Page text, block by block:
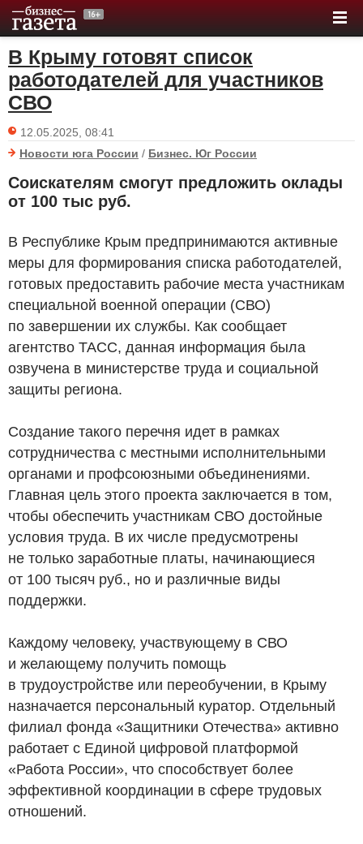
В Крыму готовят список
работодателей для участников
СВО
12.05.2025, 08:41
Новости юга России / Бизнес. Юг России
Соискателям смогут предложить оклады
от 100 тыс руб.
В Республике Крым предпринимаются активные
меры для формирования списка работодателей,
готовых предоставить рабочие места участникам
специальной военной операции (СВО)
по завершении их службы. Как сообщает
агентство ТАСС, данная информация была
озвучена в министерстве труда и социальной
защиты региона.
Создание такого перечня идет в рамках
сотрудничества с местными исполнительными
органами и профсоюзными объединениями.
Главная цель этого проекта заключается в том,
чтобы обеспечить участникам СВО достойные
условия труда. В их числе предусмотрены
не только заработные платы, начинающиеся
от 100 тысяч руб., но и различные виды
поддержки.
Каждому человеку, участвующему в СВО
и желающему получить помощь
в трудоустройстве или переобучении, в Крыму
назначается персональный куратор. Отдельный
филиал фонда «Защитники Отечества» активно
работает с Единой цифровой платформой
«Работа России», что способствует более
эффективной координации в сфере трудовых
отношений.